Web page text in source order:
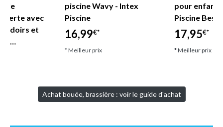
avec
et
piscine Wavy - Intex
Piscine
16,99€*
* Meilleur prix
pour
Piscine
17,95€*
* Meilleur prix
Achat bouée, brassière : voir le guide d'achat